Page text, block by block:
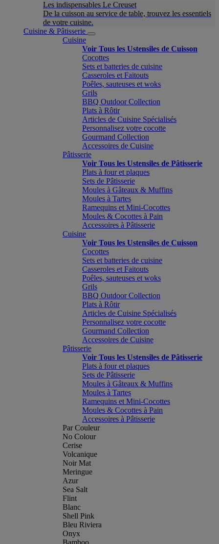
Les indispensables Le Creuset
De la cuisson au service de table, trouvez les essentiels
de votre cuisine.
Cuisine & Pâtisserie
Cuisine
Voir Tous les Ustensiles de Cuisson
Cocottes
Sets et batteries de cuisine
Casseroles et Faitouts
Poêles, sauteuses et woks
Grils
BBQ Outdoor Collection
Plats à Rôtir
Articles de Cuisine Spécialisés
Personnalisez votre cocotte
Gourmand Collection
Accessoires de Cuisine
Pâtisserie
Voir Tous les Ustensiles de Pâtisserie
Plats à four et plaques
Sets de Pâtisserie
Moules à Gâteaux & Muffins
Moules à Tartes
Ramequins et Mini-Cocottes
Moules & Cocottes à Pain
Accessoires à Pâtisserie
Cuisine
Voir Tous les Ustensiles de Cuisson
Cocottes
Sets et batteries de cuisine
Casseroles et Faitouts
Poêles, sauteuses et woks
Grils
BBQ Outdoor Collection
Plats à Rôtir
Articles de Cuisine Spécialisés
Personnalisez votre cocotte
Gourmand Collection
Accessoires de Cuisine
Pâtisserie
Voir Tous les Ustensiles de Pâtisserie
Plats à four et plaques
Sets de Pâtisserie
Moules à Gâteaux & Muffins
Moules à Tartes
Ramequins et Mini-Cocottes
Moules & Cocottes à Pain
Accessoires à Pâtisserie
Par Couleur
No Colour
Cerise
Volcanique
Noir Mat
Meringue
Azur
Sea Salt
Flint
Blanc
Shell Pink
Bleu Riviera
Onyx
Bamboo